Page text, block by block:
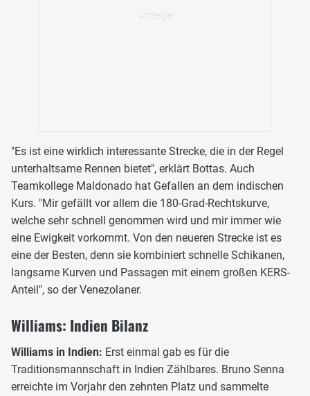
"Es ist eine wirklich interessante Strecke, die in der Regel
unterhaltsame Rennen bietet", erklärt Bottas. Auch
Teamkollege Maldonado hat Gefallen an dem indischen
Kurs. "Mir gefällt vor allem die 180-Grad-Rechtskurve,
welche sehr schnell genommen wird und mir immer wie
eine Ewigkeit vorkommt. Von den neueren Strecke ist es
eine der Besten, denn sie kombiniert schnelle Schikanen,
langsame Kurven und Passagen mit einem großen KERS-
Anteil", so der Venezolaner.
Williams: Indien Bilanz
Williams in Indien: Erst einmal gab es für die
Traditionsmannschaft in Indien Zählbares. Bruno Senna
erreichte im Vorjahr den zehnten Platz und sammelte